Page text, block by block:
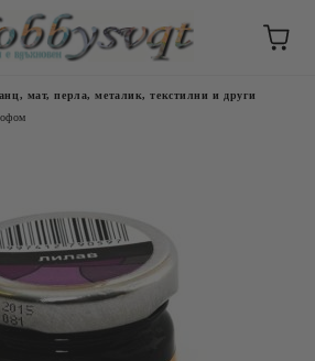
мат, перла, металик, текстилни и други